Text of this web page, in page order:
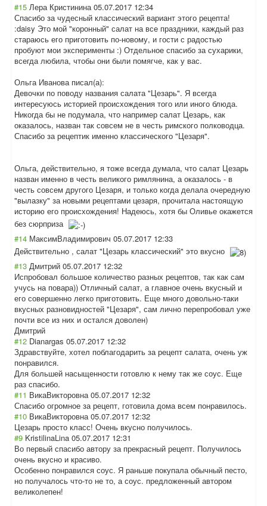
#15 Лера Кристинина 05.07.2017 12:34
Спасибо за чудесный классический вариант этого рецепта!
:daisy Это мой "коронный" салат на все праздники, каждый раз
стараюсь его приготовить по-новому, и гости с радостью
пробуют мои эксперименты :) Отдельное спасибо за сухарики,
всегда любила, чтобы они были помягче, как у вас.
Ольга Иванова писал(а):
Девочки по поводу названия салата "Цезарь". Я всегда
интересуюсь историей происхождения того или иного блюда.
Никогда бы не подумала, что например салат Цезарь, как
оказалось, назван так совсем не в честь римского полководца.
Спасибо за рецептик именно классического "Цезаря".
Ольга, действительно, я тоже всегда думала, что салат Цезарь
назван именно в честь великого римлянина, а оказалось - в
честь совсем другого Цезаря, и только когда делала очередную
"вылазку" за новыми рецептами цезаря, прочитала настоящую
историю его происхождения! Надеюсь, хотя бы Оливье окажется
без сюрприза
#14 МаксимВладимирович 05.07.2017 12:33
Действительно , салат "Цезарь классический" это вкусно
#13 Дмитрий 05.07.2017 12:32
Испробовал большое количество разных рецептов, так как сам
учусь на повара)) Отличный салат, а главное очень вкусный и
его совершенно легко приготовить. Еще много довольно-таки
вкусных разновидностей "Цезаря", сам лично перепробовал уже
почти все из них и остался доволен)
Дмитрий
#12 Dianargas 05.07.2017 12:32
Здравствуйте, хотел поблагодарить за рецепт салата, очень уж
понравился.
Для большей насыщенности готовлю к нему так же соус. Еще
раз спасибо.
#11 ВикаВикторовна 05.07.2017 12:32
Спасибо огромное за рецепт, готовила дома всем понравилось.
#10 ВикаВикторовна 05.07.2017 12:32
Цезарь просто класс! Очень вкусно получилось.
#9 KristilinaLina 05.07.2017 12:31
Во первый спасибо автору за прекрасный рецепт. Получилось
очень вкусно и красиво.
Особенно понравился соус. Я раньше покупала обычный песто,
но получалось что-то не то, а соус. предложенный автором
великолепен!